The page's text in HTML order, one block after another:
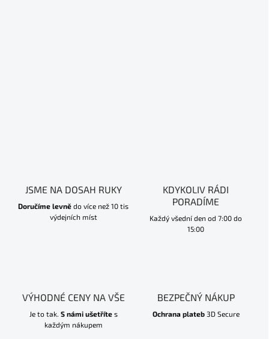
JSME NA DOSAH RUKY
Doručíme levně do více než 10 tis
výdejních míst
KDYKOLIV RÁDI
PORADÍME
Každý všední den od 7:00 do
15:00
VÝHODNÉ CENY NA VŠE
Je to tak. S námi ušetřítes
každým nákupem
BEZPEČNÝ NÁKUP
Ochrana plateb3D Secure